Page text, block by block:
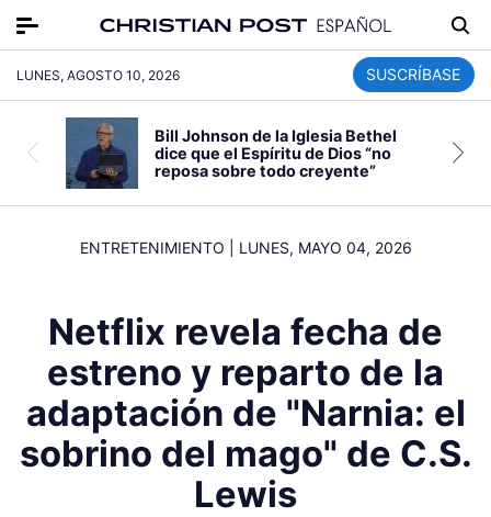
LUNES, AGOSTO 10, 2026 SUSCRÍBASE
Bill Johnson de la Iglesia Bethel
dice que el Espíritu de Dios “no
reposa sobre todo creyente”
ENTRETENIMIENTO LUNES, MAYO 04, 2026
Netflix revela fecha de
estreno y reparto de la
adaptación de "Narnia: el
sobrino del mago" de C.S.
Lewis